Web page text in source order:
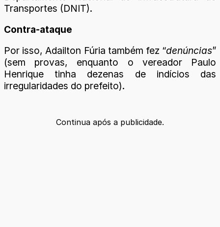
Transportes (DNIT).
Contra-ataque
Por isso, Adailton Fúria também fez “denúncias”
(sem provas, enquanto o vereador Paulo
Henrique tinha dezenas de indícios das
irregularidades do prefeito).
Continua após a publicidade.